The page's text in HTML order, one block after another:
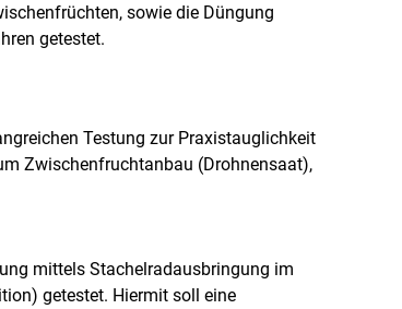
sowie die Düngung
getestet.
Testung zur Praxistauglichkeit
Zwischenfruchtanbau (Drohnensaat),
mittels Stachelradausbringung im
getestet. Hiermit soll eine